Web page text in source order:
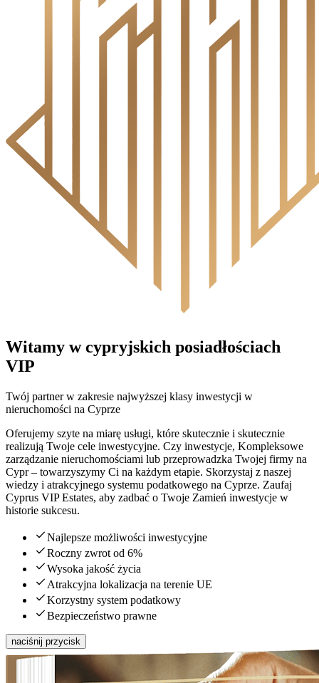
Witamy w cypryjskich posiadłościach
VIP
Twój partner w zakresie najwyższej klasy inwestycji w
nieruchomości na Cyprze
Oferujemy szyte na miarę usługi, które skutecznie i skutecznie
realizują Twoje cele inwestycyjne. Czy inwestycje, Kompleksowe
zarządzanie nieruchomościami lub przeprowadzka Twojej firmy na
Cypr – towarzyszymy Ci na każdym etapie. Skorzystaj z naszej
wiedzy i atrakcyjnego systemu podatkowego na Cyprze. Zaufaj
Cyprus VIP Estates, aby zadbać o Twoje Zamień inwestycje w
historie sukcesu.
Najlepsze możliwości inwestycyjne
Roczny zwrot od 6%
Wysoka jakość życia
Atrakcyjna lokalizacja na terenie UE
Korzystny system podatkowy
Bezpieczeństwo prawne
naciśnij przycisk